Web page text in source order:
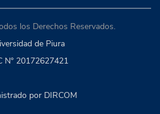
los Derechos Reservados.
de Piura
N° 20172627421
por DIRCOM